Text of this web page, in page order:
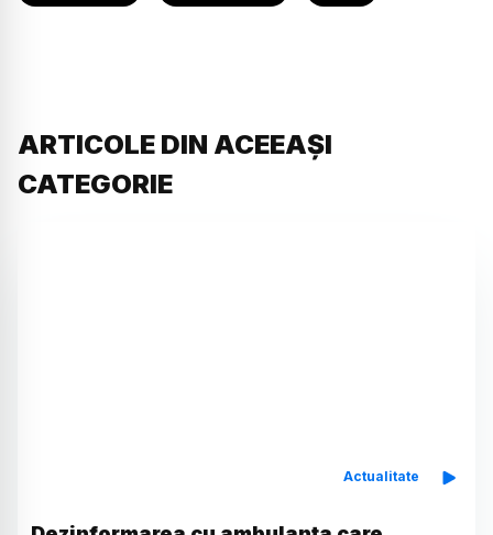
ARTICOLE DIN ACEEAȘI
CATEGORIE
Actualitate